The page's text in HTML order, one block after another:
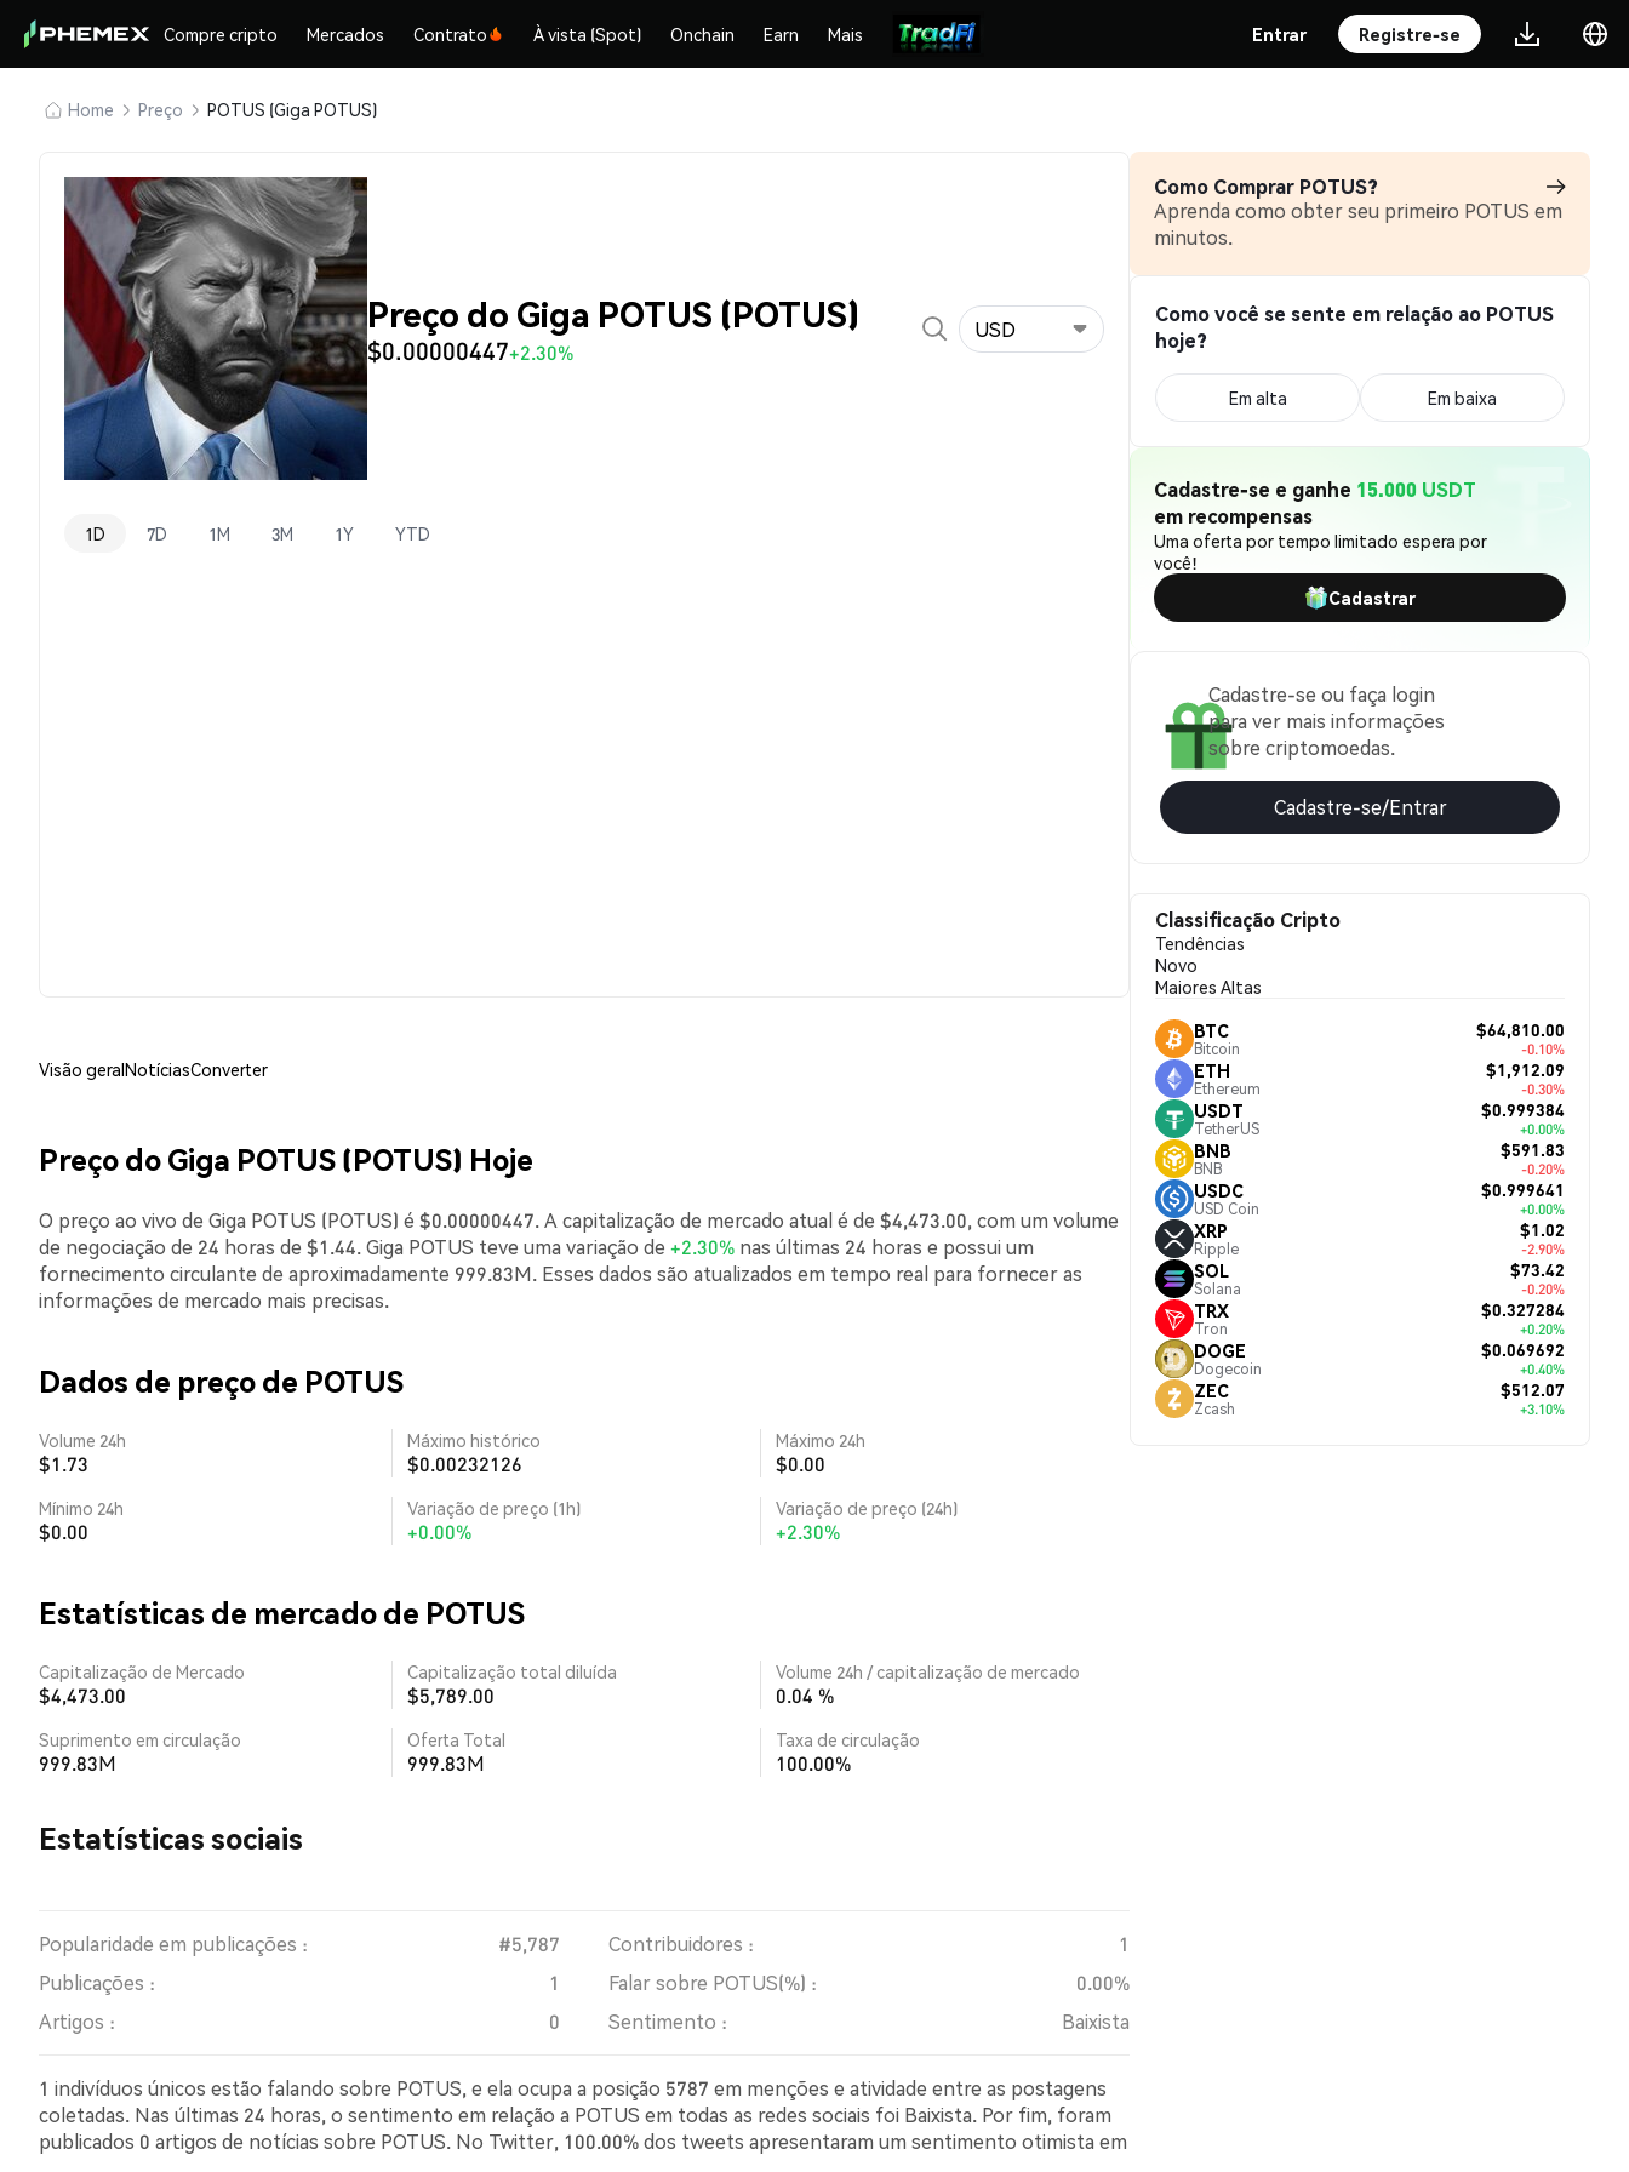
Compre cripto Mercados Contrato À vista (Spot) Onchain Earn Mais Entrar Registre-se
Home Preço POTUS (Giga POTUS)
Preço do Giga POTUS (POTUS)
$0.00000447+2.30%
USD
1D 7D 1M 3M 1Y YTD
Visão geralNotíciasConverter
Preço do Giga POTUS (POTUS) Hoje
O preço ao vivo de Giga POTUS (POTUS) é $0.00000447. A capitalização de mercado atual é de $4,473.00, com um volume
de negociação de 24 horas de $1.44. Giga POTUS teve uma variação de +2.30% nas últimas 24 horas e possui um
fornecimento circulante de aproximadamente 999.83M. Esses dados são atualizados em tempo real para fornecer as
informações de mercado mais precisas.
Dados de preço de POTUS
Volume 24h
$1.73
Máximo histórico
$0.00232126
Máximo 24h
$0.00
Mínimo 24h
$0.00
Variação de preço (1h)
+0.00%
Variação de preço (24h)
+2.30%
Estatísticas de mercado de POTUS
Capitalização de Mercado
$4,473.00
Capitalização total diluída
$5,789.00
Volume 24h / capitalização de mercado
0.04 %
Suprimento em circulação
999.83M
Oferta Total
999.83M
Taxa de circulação
100.00%
Estatísticas sociais
Popularidade em publicações : #5,787 Contribuidores :
1
Publicações :
1 Falar sobre POTUS(%) :
0.00%
Artigos :
0 Sentimento : Baixista
1 indivíduos únicos estão falando sobre POTUS, e ela ocupa a posição 5787 em menções e atividade entre as postagens
coletadas. Nas últimas 24 horas, o sentimento em relação a POTUS em todas as redes sociais foi Baixista. Por fim, foram
publicados 0 artigos de notícias sobre POTUS. No Twitter, 100.00% dos tweets apresentaram um sentimento otimista em
Como Comprar POTUS?
Aprenda como obter seu primeiro POTUS em
minutos.
Como você se sente em relação ao POTUS
hoje?
Em alta Em baixa
Cadastre-se e ganhe 15.000 USDT
em recompensas
Uma oferta por tempo limitado espera por
você!
Cadastrar
Cadastre-se ou faça login
para ver mais informações
sobre criptomoedas.
Cadastre-se/Entrar
Classificação Cripto
Tendências
Novo
Maiores Altas
BTC
Bitcoin
$64,810.00
-0.10%
ETH
Ethereum
$1,912.09
-0.30%
USDT
TetherUS
$0.999384
+0.00%
BNB
BNB
$591.83
-0.20%
USDC
USD Coin
$0.999641
+0.00%
XRP
Ripple
$1.02
-2.90%
SOL
Solana
$73.42
-0.20%
TRX
Tron
$0.327284
+0.20%
DOGE
Dogecoin
$0.069692
+0.40%
ZEC
Zcash
$512.07
+3.10%